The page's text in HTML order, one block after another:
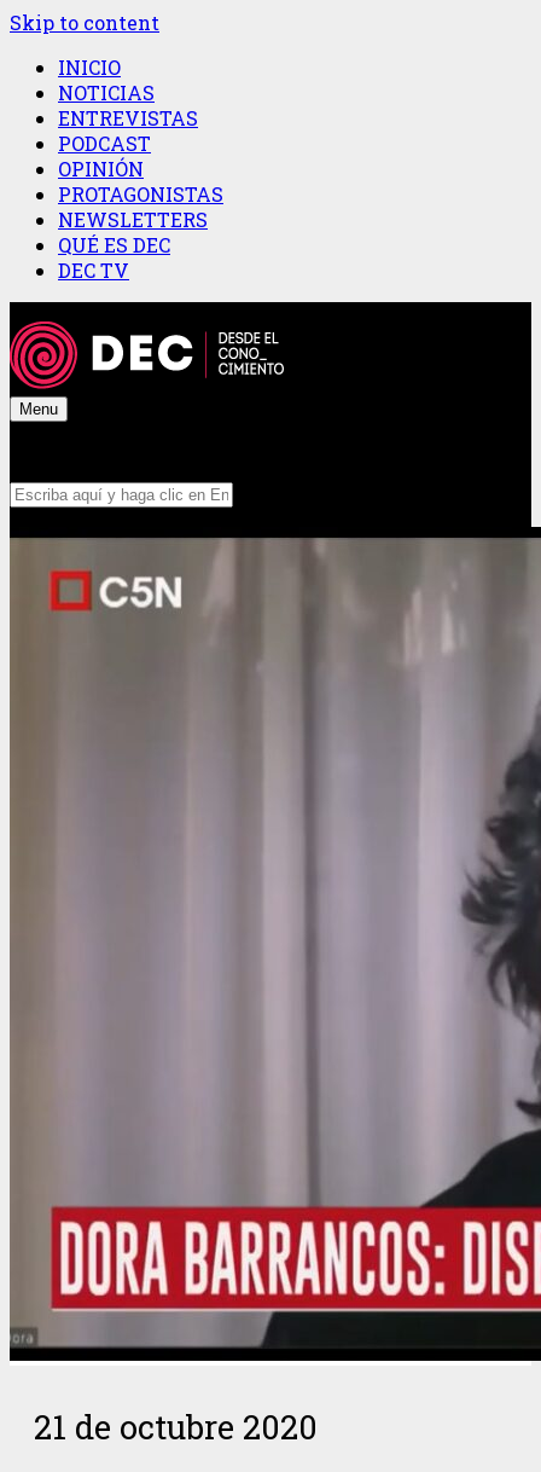
Skip to content
INICIO
NOTICIAS
ENTREVISTAS
PODCAST
OPINIÓN
PROTAGONISTAS
NEWSLETTERS
QUÉ ES DEC
DEC TV
Menu
21 de octubre 2020